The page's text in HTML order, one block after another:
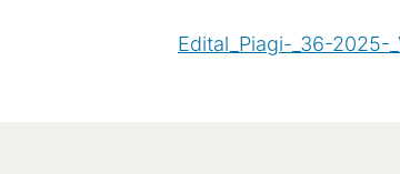
Edital_Piagi-_36-2025-